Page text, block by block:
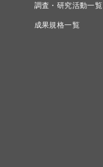
調査・研究活動一覧
成果規格一覧